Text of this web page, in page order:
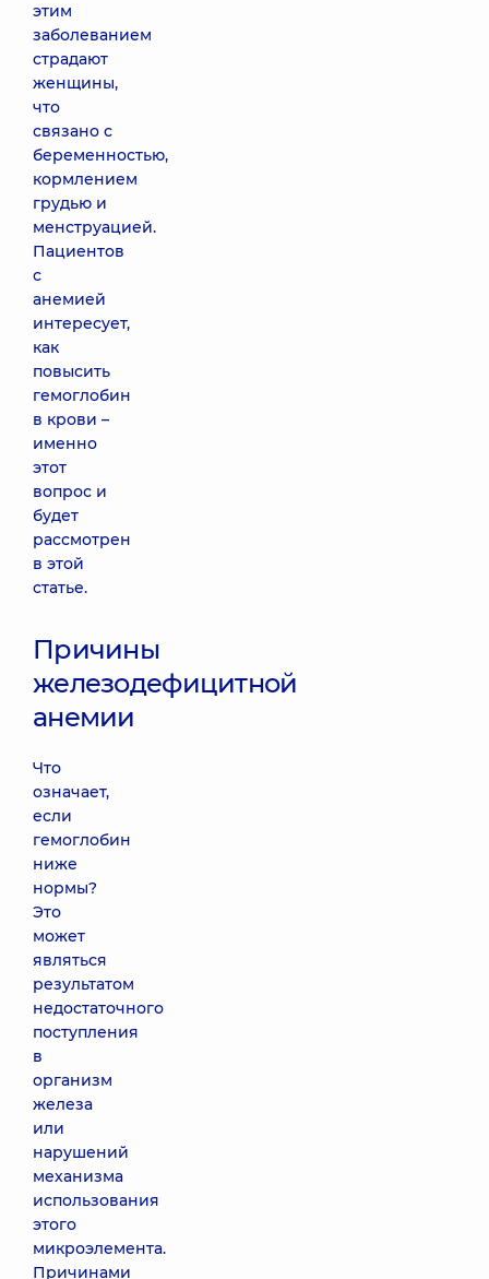
этим
заболеванием
страдают
женщины,
что
связано с
беременностью,
кормлением
грудью и
менструацией.
Пациентов
с
анемией
интересует,
как
повысить
гемоглобин
в крови –
именно
этот
вопрос и
будет
рассмотрен
в этой
статье.
Причины
железодефицитной
анемии
Что
означает,
если
гемоглобин
ниже
нормы?
Это
может
являться
результатом
недостаточного
поступления
в
организм
железа
или
нарушений
механизма
использования
этого
микроэлемента.
Причинами